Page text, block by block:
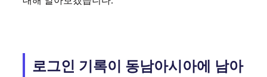
로그인 기록이 동남아시아에 남아